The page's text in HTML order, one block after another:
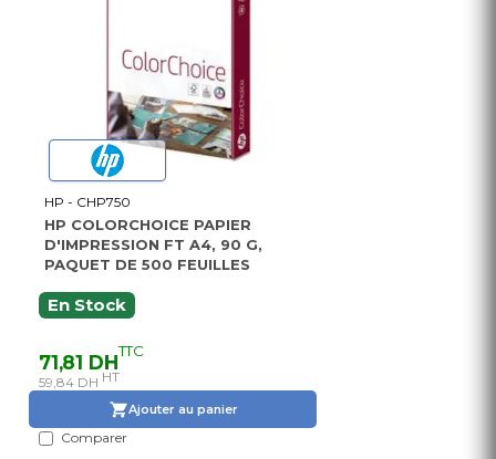
HP - CHP750
HP COLORCHOICE PAPIER
D'IMPRESSION FT A4, 90 G,
PAQUET DE 500 FEUILLES
En Stock
71,81 DHTTC
59,84 DH HT
Ajouter au panier
Comparer